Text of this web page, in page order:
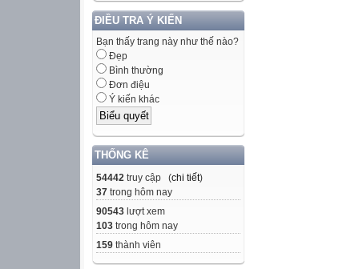
ĐIỀU TRA Ý KIẾN
Bạn thấy trang này như thế nào?
Đẹp
Bình thường
Đơn điệu
Ý kiến khác
THỐNG KÊ
54442 truy cập (chi tiết)
37 trong hôm nay
90543 lượt xem
103 trong hôm nay
159 thành viên